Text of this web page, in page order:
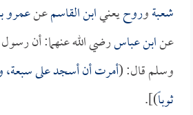
شعبةوروحيعنيابن القاسمعنعمرو
عنابن عباسرضي الله عنهما: أن رسول
وسلم قال: (أمرت أن أسجد على سبعة،
ثوباً)].